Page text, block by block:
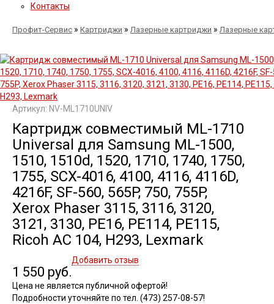
Контакты
Профит-Сервис » Картриджи » Лазерные картриджи » Лазерные
Артикул: NV-ML1710UNIV
Картридж совместимый ML-1710
Universal для Samsung ML-1500,
1510, 1510d, 1520, 1710, 1740, 1750,
1755, SCX-4016, 4100, 4116, 4116D,
4216F, SF-560, 565P, 750, 755P,
Xerox Phaser 3115, 3116, 3120,
3121, 3130, PE16, PE114, PE115,
Ricoh AC 104, H293, Lexmark
Добавить отзыв
1 550 руб.
Цена не является публичной офертой!
Подробности уточняйте по тел. (473) 257-08-57!